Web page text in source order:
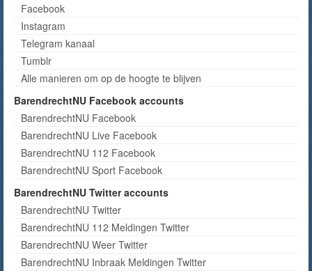
Facebook
Instagram
Telegram kanaal
Tumblr
Alle manieren om op de hoogte te blijven
BarendrechtNU Facebook accounts
BarendrechtNU Facebook
BarendrechtNU Live Facebook
BarendrechtNU 112 Facebook
BarendrechtNU Sport Facebook
BarendrechtNU Twitter accounts
BarendrechtNU Twitter
BarendrechtNU 112 Meldingen Twitter
BarendrechtNU Weer Twitter
BarendrechtNU Inbraak Meldingen Twitter